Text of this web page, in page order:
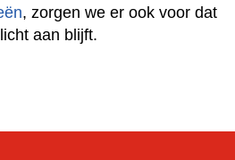
, zorgen we er ook voor dat
aan blijft.